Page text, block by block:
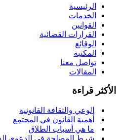
الرئيسية
الخدمات
القوانين
القرارات القضائية
الوقائع
المكتبة
تواصل معنا
المقالات
الأكثر قراءة
الوعي والثقافة القانونية
أهمية القانون في المجتمع
ما هي أسباب الطلاق
شرط المصلحة في الدعوى